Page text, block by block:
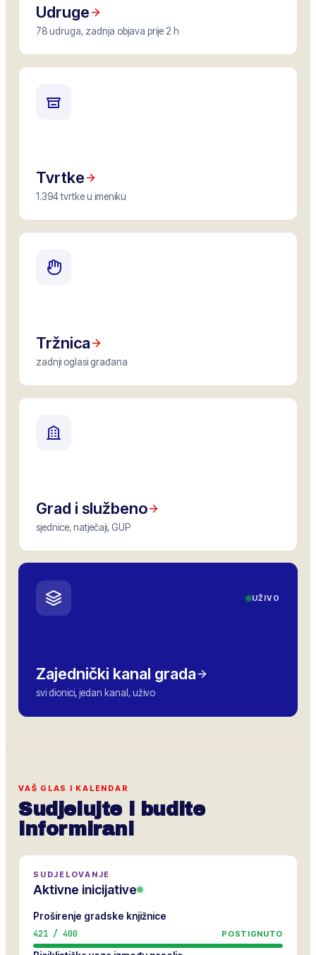
Udruge
78 udruga, zadnja objava prije 2 h
Tvrtke
1.394 tvrtke u imeniku
Tržnica
zadnji oglasi građana
Grad i službeno
sjednice, natječaji, GUP
UŽIVO
Zajednički kanal grada
svi dionici, jedan kanal, uživo
VAŠ GLAS I KALENDAR
Sudjelujte i budite
informirani
SUDJELOVANJE
Aktivne inicijative
Proširenje gradske knjižnice
421 / 400 POSTIGNUTO